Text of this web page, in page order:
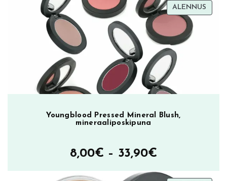
oli:
23,90€.
on:
9,90€.
ALENNUS
Youngblood Pressed Mineral Blush,
mineraaliposkipuna
8,00€ – 33,90€
8,00€